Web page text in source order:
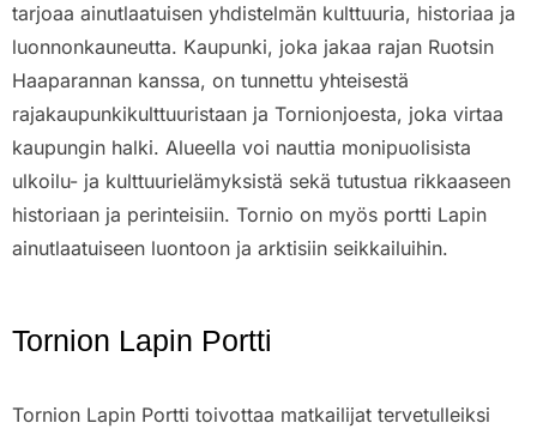
tarjoaa ainutlaatuisen yhdistelmän kulttuuria, historiaa ja
luonnonkauneutta. Kaupunki, joka jakaa rajan Ruotsin
Haaparannan kanssa, on tunnettu yhteisestä
rajakaupunkikulttuuristaan ja Tornionjoesta, joka virtaa
kaupungin halki. Alueella voi nauttia monipuolisista
ulkoilu- ja kulttuurielämyksistä sekä tutustua rikkaaseen
historiaan ja perinteisiin. Tornio on myös portti Lapin
ainutlaatuiseen luontoon ja arktisiin seikkailuihin.
Tornion Lapin Portti
Tornion Lapin Portti toivottaa matkailijat tervetulleiksi